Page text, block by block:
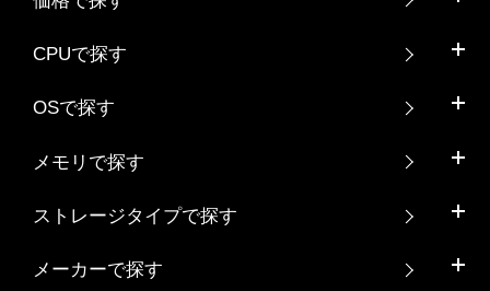
CPUで探す
OSで探す
メモリで探す
ストレージタイプで探す
メーカーで探す